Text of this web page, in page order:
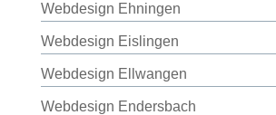
Webdesign Ehningen
Webdesign Eislingen
Webdesign Ellwangen
Webdesign Endersbach